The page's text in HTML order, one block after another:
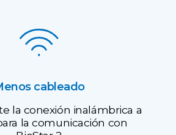
cableado
la conexión inalámbrica a
la comunicación con